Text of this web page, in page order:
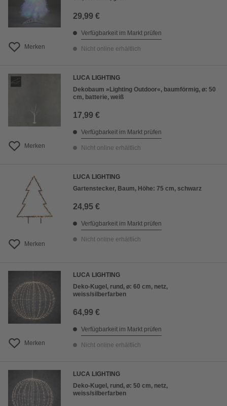
Merken
29,99 €
Verfügbarkeit im Markt prüfen
Nicht online erhältlich
Merken
LUCA LIGHTING
Dekobaum »Lighting Outdoor«, baumförmig, ø: 50
cm, batterie, weiß
17,99 €
Verfügbarkeit im Markt prüfen
Nicht online erhältlich
Merken
LUCA LIGHTING
Gartenstecker, Baum, Höhe: 75 cm, schwarz
24,95 €
Verfügbarkeit im Markt prüfen
Nicht online erhältlich
Merken
LUCA LIGHTING
Deko-Kugel, rund, ø: 60 cm, netz,
weiss/silberfarben
64,99 €
Verfügbarkeit im Markt prüfen
Nicht online erhältlich
LUCA LIGHTING
Deko-Kugel, rund, ø: 50 cm, netz,
weiss/silberfarben